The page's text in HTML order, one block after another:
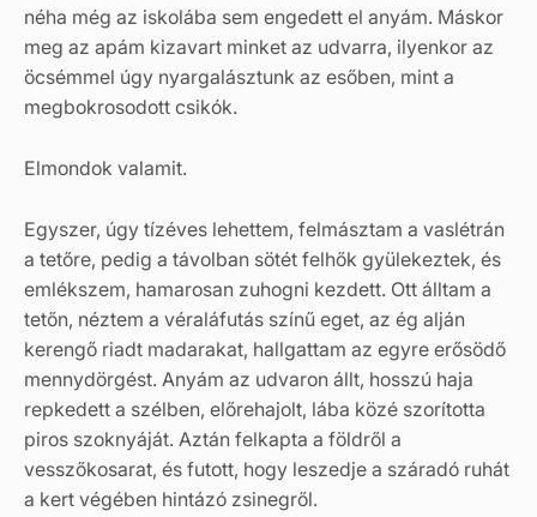
néha még az iskolába sem engedett el anyám. Máskor
meg az apám kizavart minket az udvarra, ilyenkor az
öcsémmel úgy nyargalásztunk az esőben, mint a
megbokrosodott csikók.
Elmondok valamit.
Egyszer, úgy tízéves lehettem, felmásztam a vaslétrán
a tetőre, pedig a távolban sötét felhők gyülekeztek, és
emlékszem, hamarosan zuhogni kezdett. Ott álltam a
tetőn, néztem a véraláfutás színű eget, az ég alján
kerengő riadt madarakat, hallgattam az egyre erősödő
mennydörgést. Anyám az udvaron állt, hosszú haja
repkedett a szélben, előrehajolt, lába közé szorította
piros szoknyáját. Aztán felkapta a földről a
vesszőkosarat, és futott, hogy leszedje a száradó ruhát
a kert végében hintázó zsinegről.